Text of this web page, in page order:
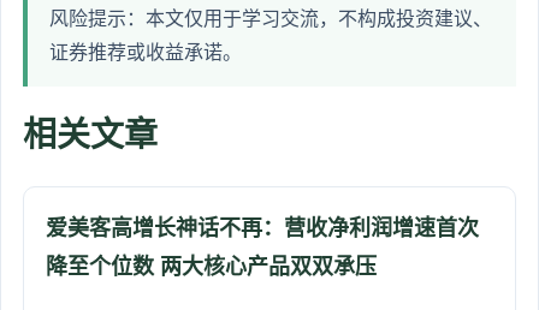
风险提示：本文仅用于学习交流，不构成投资建议、
证券推荐或收益承诺。
相关文章
爱美客高增长神话不再：营收净利润增速首次
降至个位数 两大核心产品双双承压